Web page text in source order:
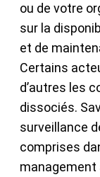
ou de votre
sur la
et de
Certains
d’autres les
dissociés.
surveillance
comprises
management